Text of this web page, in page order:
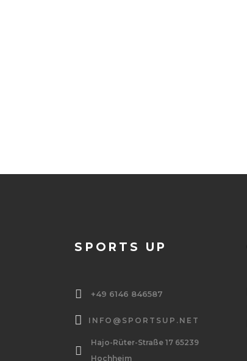
SPORTS UP
+49 6146 846587
INFO@SPORTSUP.NET
Hajo-Rüter-Straße 17 65239
Hochheim